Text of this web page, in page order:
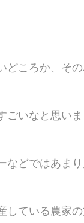
どころか、そ
ごいなと思いま
などではあま
している農家